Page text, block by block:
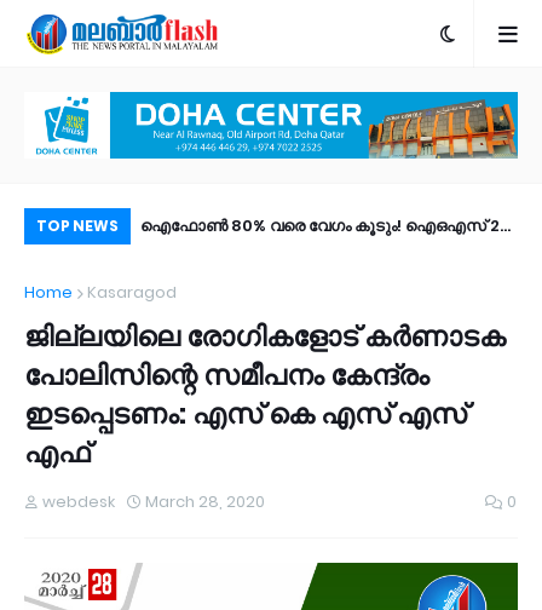
TOP NEWS
കാസര്‍കോട്
ഐഫോൺ 80% വരെ വേഗം കൂടും! ഐഒഎസ് 27
എങ്ങനെ ഡൗൺലോഡ് ചെയ്യാം?
Home
Kasaragod
ജില്ലയിലെ രോഗികളോട് കർണാടക
പോലിസിന്റെ സമീപനം കേന്ദ്രം
ഇടപ്പെടണം: എസ് കെ എസ് എസ്
എഫ്
webdesk March 28, 2020 0